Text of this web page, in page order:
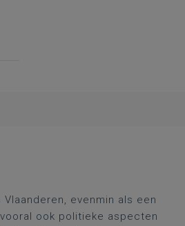
evenmin als een
ook politieke aspecten